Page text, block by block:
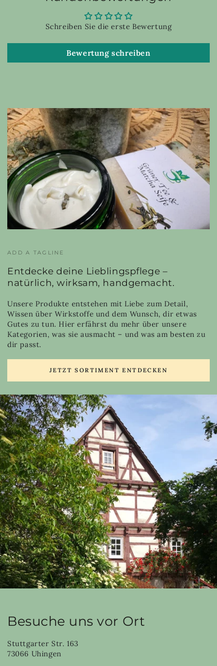
Schreiben Sie die erste Bewertung
Bewertung schreiben
ADD A TAGLINE
Entdecke deine Lieblingspflege –
natürlich, wirksam, handgemacht.
Unsere Produkte entstehen mit Liebe zum Detail,
Wissen über Wirkstoffe und dem Wunsch, dir etwas
Gutes zu tun. Hier erfährst du mehr über unsere
Kategorien, was sie ausmacht – und was am besten zu
dir passt.
JETZT SORTIMENT ENTDECKEN
Besuche uns vor Ort
Stuttgarter Str. 163
73066 Uhingen